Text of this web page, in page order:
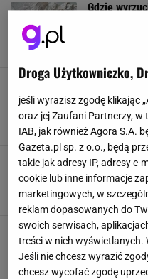
Gdzie
Nie
stracić
NEWS PARAGON
"Oszustwa
Skarbówka
OSZUSTWO
60 razy
okradł
KRADZIEŻ
Droga Użytkowniczko,
jeśli wyrazisz zgodę klikając
oraz jej Zaufani Partnerzy, w
IAB, jak również Agora S.A.
Gazeta.pl sp. z o.o., będą
takie jak adresy IP, adresy
cookie lub inne informacje
marketingowych, w
reklam dopasowanych do
swoich serwisach,
treści w nich wyświetlanych.
Jeśli nie chcesz wyrazić
chcesz wycofać zgodę